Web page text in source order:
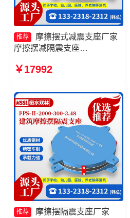
推荐
摩擦摆式减震支座厂家
摩擦摆减隔震支座
座FPSII-6000-350-3.81厂家
300-3.48厂家
￥17992
推荐
摩擦摆隔震支座厂家